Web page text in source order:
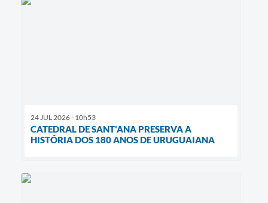
24 JUL 2026 - 10h53
CATEDRAL DE SANT'ANA PRESERVA A
HISTÓRIA DOS 180 ANOS DE URUGUAIANA